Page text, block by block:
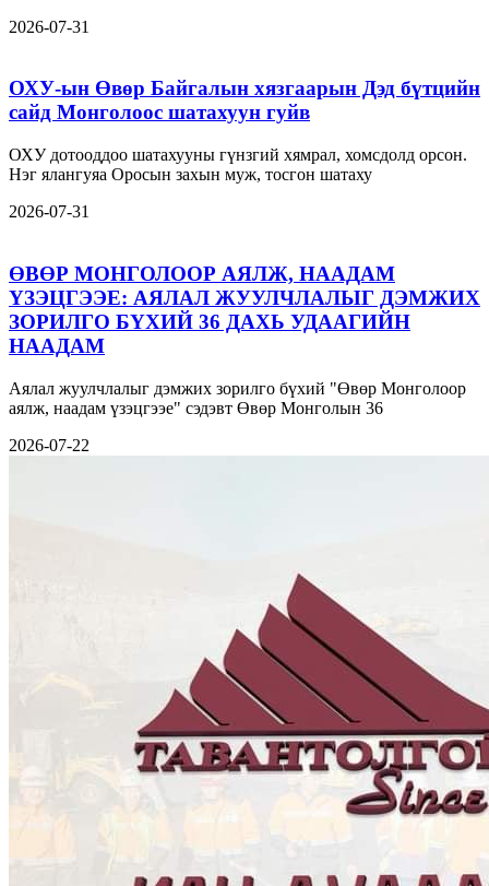
2026-07-31
ОХУ-ын Өвөр Байгалын хязгаарын Дэд бүтцийн
сайд Монголоос шатахуун гуйв
ОХУ дотооддоо шатахууны гүнзгий хямрал, хомсдолд орсон.
Нэг ялангуяа Оросын захын муж, тосгон шатаху
2026-07-31
ӨВӨР МОНГОЛООР АЯЛЖ, НААДАМ
ҮЗЭЦГЭЭЕ: АЯЛАЛ ЖУУЛЧЛАЛЫГ ДЭМЖИХ
ЗОРИЛГО БҮХИЙ 36 ДАХЬ УДААГИЙН
НААДАМ
Аялал жуулчлалыг дэмжих зорилго бүхий "Өвөр Монголоор
аялж, наадам үзэцгээе" сэдэвт Өвөр Монголын 36
2026-07-22